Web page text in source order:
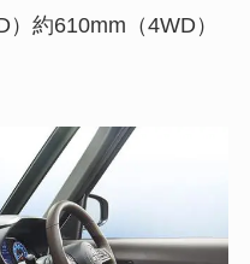
約610mm（4WD）